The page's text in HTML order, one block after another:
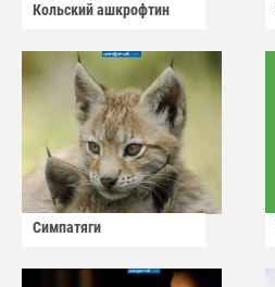
Кольский ашкрофтин
Симпатяги